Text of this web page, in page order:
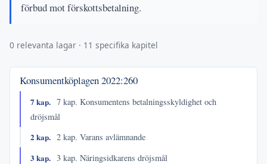
förbud mot förskottsbetalning.
0 relevanta lagar · 11 specifika kapitel
Konsumentköplagen2022:260
7 kap. 7 kap. Konsumentens betalningsskyldighet och
dröjsmål
2 kap. 2 kap. Varans avlämnande
3 kap. 3 kap. Näringsidkarens dröjsmål